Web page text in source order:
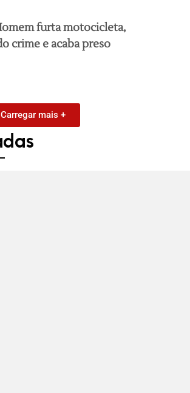
furta motocicleta,
crime e acaba preso
Carregar mais +